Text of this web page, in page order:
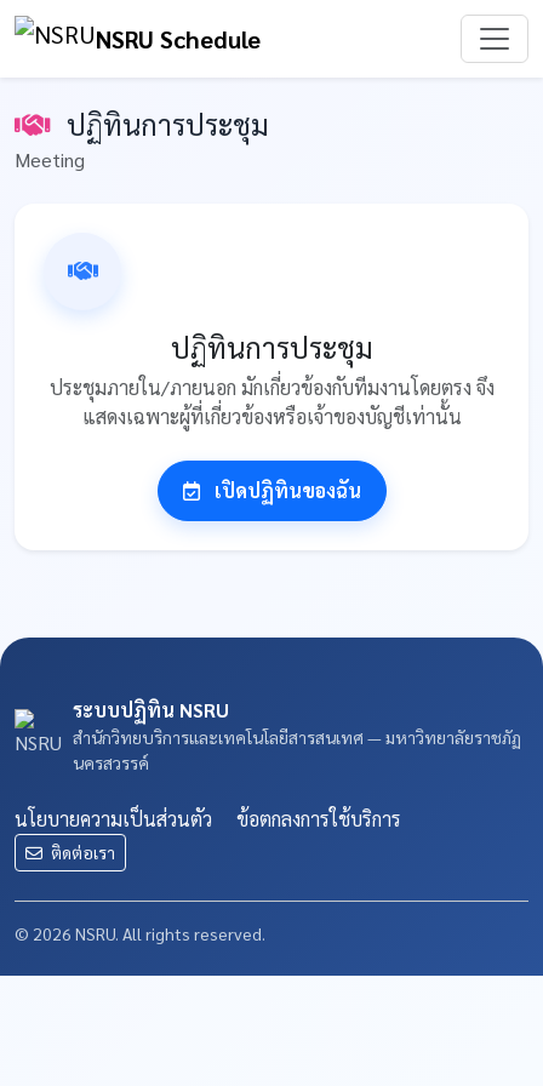
NSRU Schedule
ปฏิทินการประชุม
Meeting
ปฏิทินการประชุม
ประชุมภายใน/ภายนอก มักเกี่ยวข้องกับทีมงานโดยตรง จึง
แสดงเฉพาะผู้ที่เกี่ยวข้องหรือเจ้าของบัญชีเท่านั้น
เปิดปฏิทินของฉัน
ระบบปฏิทิน NSRU
สำนักวิทยบริการและเทคโนโลยีสารสนเทศ — มหาวิทยาลัยราชภัฏ
นครสวรรค์
นโยบายความเป็นส่วนตัว ข้อตกลงการใช้บริการ
ติดต่อเรา
© 2026 NSRU. All rights reserved.